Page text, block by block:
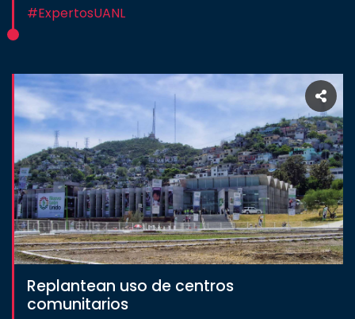
#ExpertosUANL
Replantean uso de centros
comunitarios